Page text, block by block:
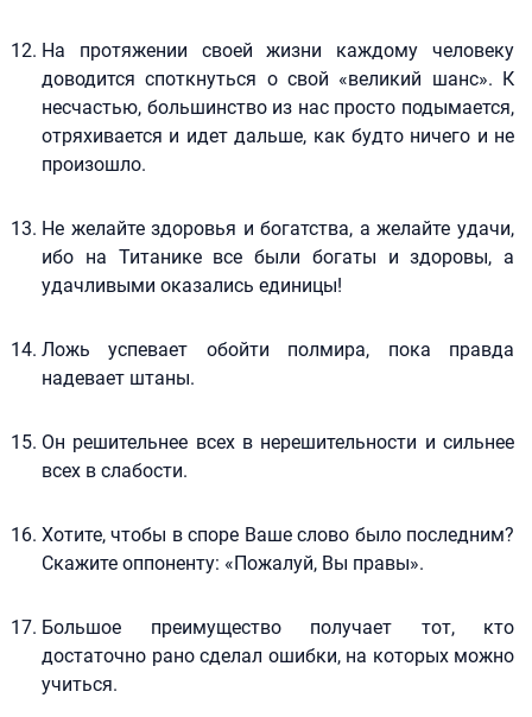
На протяжении своей жизни каждому человеку
доводится споткнуться о свой «великий шанс». К
несчастью, большинство из нас просто подымается,
отряхивается и идет дальше, как будто ничего и не
произошло.
Не желайте здоровья и богатства, а желайте удачи,
ибо на Титанике все были богаты и здоровы, а
удачливыми оказались единицы!
Ложь успевает обойти полмира, пока правда
надевает штаны.
Он решительнее всех в нерешительности и сильнее
всех в слабости.
Хотите, чтобы в споре Ваше слово было последним?
Скажите оппоненту: «Пожалуй, Вы правы».
Большое преимущество получает тот, кто
достаточно рано сделал ошибки, на которых можно
учиться.